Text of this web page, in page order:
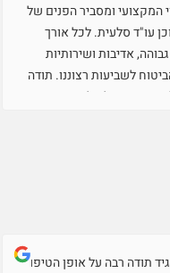
המקצועי ומסביר הפנים של
עו"ד סלעית. לכל אורך
אדיבות ושירותיות
לשביעות רצוננו. תודה
משרד של אלופים!
תודה רבה על אופן הטיפול